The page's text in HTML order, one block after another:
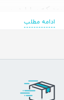
او می‌شود و در
به وقوع
بین می‌برد و هر دو
ادامه مطلب